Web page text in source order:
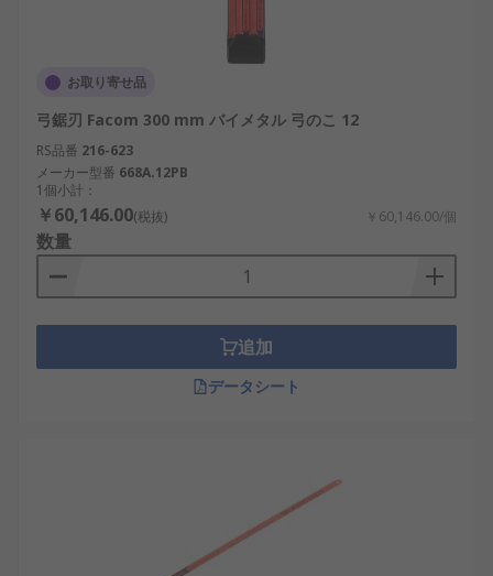
お取り寄せ品
弓鋸刃 Facom 300 mm バイメタル 弓のこ 12
RS品番 216-623
メーカー型番 668A.12PB
1個小計：
￥60,146.00(税抜) ￥60,146.00/個
数量
追加
データシート